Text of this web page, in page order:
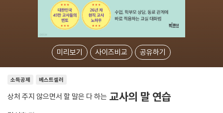
미리보기 사이즈비교 공유하기
소득공제 베스트셀러
상처 주지 않으면서 할 말은 다 하는 교사의 말 연습